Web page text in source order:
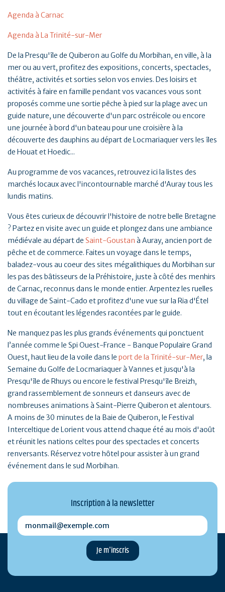
Agenda à Carnac
Agenda à La Trinité-sur-Mer
De la Presqu'île de Quiberon au Golfe du Morbihan, en ville, à la
mer ou au vert, profitez des expositions, concerts, spectacles,
théâtre, activités et sorties selon vos envies. Des loisirs et
activités à faire en famille pendant vos vacances vous sont
proposés comme une sortie pêche à pied sur la plage avec un
guide nature, une découverte d'un parc ostréicole ou encore
une journée à bord d'un bateau pour une croisière à la
découverte des dauphins au départ de Locmariaquer vers les îles
de Houat et Hoedic...
Au programme de vos vacances, retrouvez ici la listes des
marchés locaux avec l'incontournable marché d'Auray tous les
lundis matins.
Vous êtes curieux de découvrir l'histoire de notre belle Bretagne
? Partez en visite avec un guide et plongez dans une ambiance
médiévale au départ de Saint-Goustan à Auray, ancien port de
pêche et de commerce. Faites un voyage dans le temps,
baladez-vous au coeur des sites mégalithiques du Morbihan sur
les pas des bâtisseurs de la Préhistoire, juste à côté des menhirs
de Carnac, reconnus dans le monde entier. Arpentez les ruelles
du village de Saint-Cado et profitez d'une vue sur la Ria d'Étel
tout en écoutant les légendes racontées par le guide.
Ne manquez pas les plus grands événements qui ponctuent
l’année comme le Spi Ouest-France - Banque Populaire Grand
Ouest, haut lieu de la voile dans le port de la Trinité-sur-Mer, la
Semaine du Golfe de Locmariaquer à Vannes et jusqu'à la
Presqu'île de Rhuys ou encore le festival Presqu'île Breizh,
grand rassemblement de sonneurs et danseurs avec de
nombreuses animations à Saint-Pierre Quiberon et alentours.
A moins de 30 minutes de la Baie de Quiberon, le Festival
Interceltique de Lorient vous attend chaque été au mois d'août
et réunit les nations celtes pour des spectacles et concerts
renversants. Réservez votre hôtel pour assister à un grand
événement dans le sud Morbihan.
Inscription à la newsletter
monmail@exemple.com